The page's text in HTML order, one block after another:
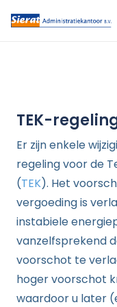
TEK-
Er zijn enkele
regeling voor de
(TEK). Het
vergoeding is
instabiele
vanzelfsprekend
voorschot te
hoger voorschot
waardoor u later